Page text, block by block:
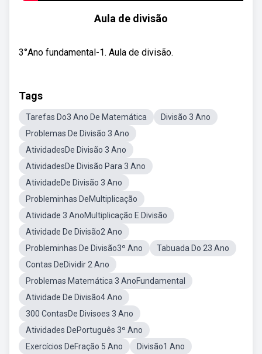
Aula de divisão
3°Ano fundamental-1. Aula de divisão.
Tags
Tarefas Do3 Ano De Matemática
Divisão 3 Ano
Problemas De Divisão 3 Ano
AtividadesDe Divisão 3 Ano
AtividadesDe Divisão Para 3 Ano
AtividadeDe Divisão 3 Ano
Probleminhas DeMultiplicação
Atividade 3 AnoMultiplicação E Divisão
Atividade De Divisão2 Ano
Probleminhas De Divisão3º Ano
Tabuada Do 23 Ano
Contas DeDividir 2 Ano
Problemas Matemática 3 AnoFundamental
Atividade De Divisão4 Ano
300 ContasDe Divisoes 3 Ano
Atividades DePortuguês 3º Ano
Exercícios DeFração 5 Ano
Divisão1 Ano